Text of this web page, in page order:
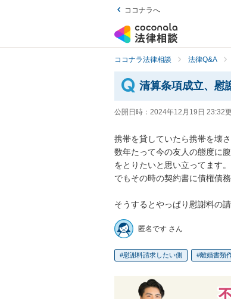
ココナラへ
ココナラ法律相談 法律Q&A
清算条項成立、慰
公開日時： 2024年12月19日 23:32
携帯を貸していたら携帯を壊
数年たって今の友人の態度に
をとりたいと思い立ってます。
でもその時の契約書に債権債
そうするとやっぱり慰謝料の
匿名です さん
慰謝料請求したい側 離婚書類